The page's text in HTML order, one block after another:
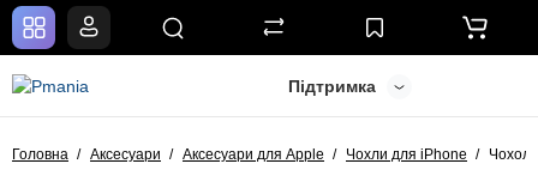
Підтримка
Головна Аксесуари Аксесуари для Apple Чохли для iPhone Чохол